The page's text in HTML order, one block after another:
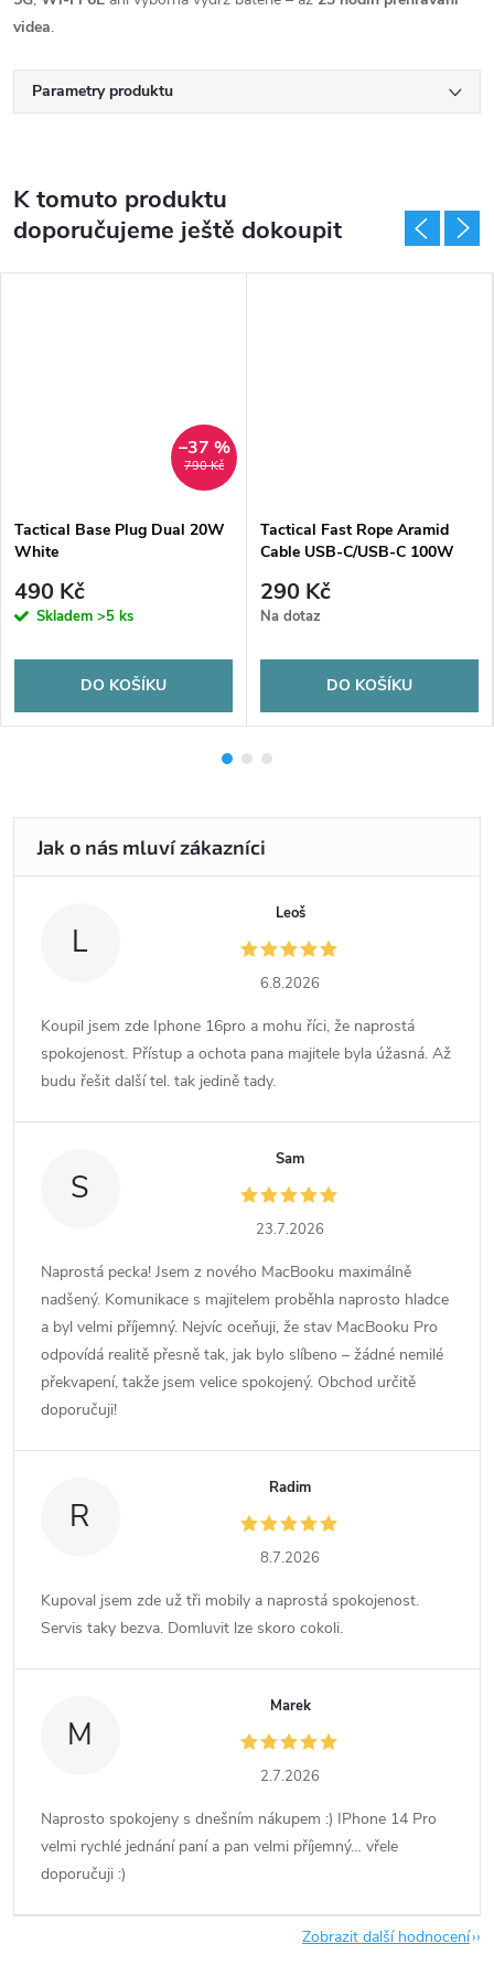
videa.
Parametry produktu
K tomuto produktu
doporučujeme ještě dokoupit
790 Kč
–37 %
Tactical Base Plug Dual 20W
White
490 Kč
Skladem >5 ks
DO KOŠÍKU
Tactical Fast Rope Aramid
Cable USB-C/USB-C 100W
290 Kč
Na dotaz
DO KOŠÍKU
L
Leoš
6.8.2026
Koupil jsem zde Iphone 16pro a mohu říci, že naprostá
spokojenost. Přístup a ochota pana majitele byla úžasná. Až
budu řešit další tel. tak jedině tady.
S
Sam
23.7.2026
Naprostá pecka! Jsem z nového MacBooku maximálně
nadšený. Komunikace s majitelem proběhla naprosto hladce
a byl velmi příjemný. Nejvíc oceňuji, že stav MacBooku Pro
odpovídá realitě přesně tak, jak bylo slíbeno – žádné nemilé
překvapení, takže jsem velice spokojený. Obchod určitě
doporučuji!
R
Radim
8.7.2026
Kupoval jsem zde už tři mobily a naprostá spokojenost.
Servis taky bezva. Domluvit lze skoro cokoli.
M
Marek
2.7.2026
Naprosto spokojeny s dnešním nákupem :) IPhone 14 Pro
velmi rychlé jednání paní a pan velmi příjemný… vřele
doporučuji :)
Zobrazit další hodnocení